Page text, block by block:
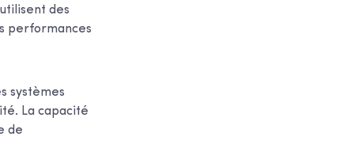
des
performances
systèmes
La capacité
de